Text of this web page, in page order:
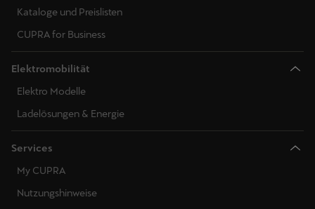
Kataloge und Preislisten
CUPRA for Business
Elektromobilität
Elektro Modelle
Ladelösungen & Energie
Services
My CUPRA
Nutzungshinweise